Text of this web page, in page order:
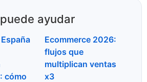
ayudar
cómo
Ecommerce 2026:
flujos que
multiplican ventas
x3